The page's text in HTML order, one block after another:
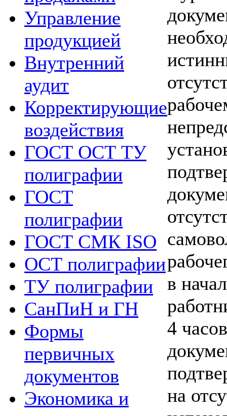
Управление
продукцией
Внутренний
аудит
Корректирующие
воздействия
ГОСТ ОСТ ТУ
полиграфии
ГОСТ
полиграфии
ГОСТ СМК ISO
ОСТ полиграфии
ТУ полиграфии
СанПиН и ГН
Формы
первичных
документов
Экономика и
в
4
на